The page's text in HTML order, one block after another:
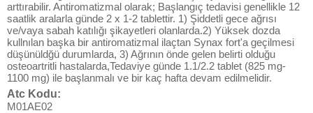
arttırabilir. Antiromatizmal olarak; Başlangıç tedavisi genellikle 12
saatlik aralarla günde 2 x 1-2 tablettir. 1) Şiddetli gece ağrısı
ve/vaya sabah katılığı şikayetleri olanlarda.2) Yüksek dozda
kullnılan başka bir antiromatizmal ilaçtan Synax fort'a geçilmesi
düşünüldğü durumlarda, 3) Ağrının önde gelen belirti olduğu
osteoartritli hastalarda,Tedaviye günde 1.1/2.2 tablet (825 mg-
1100 mg) ile başlanmalı ve bir kaç hafta devam edilmelidir.
Atc Kodu:
M01AE02